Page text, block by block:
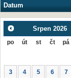
Datum
Srpen 2026
po út st čt pá
3 4 5 6 7